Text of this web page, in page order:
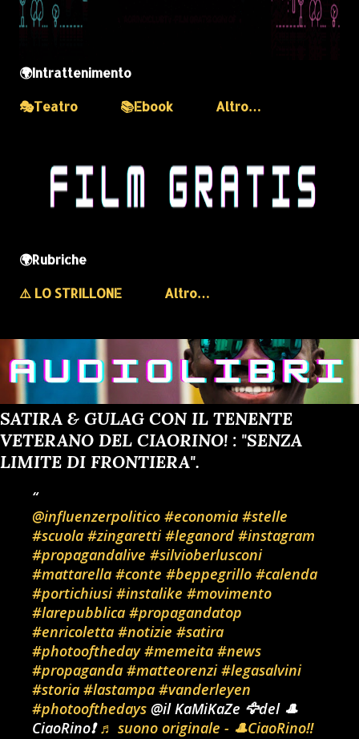
🌍Intrattenimento
🎭Teatro
📚Ebook Altro…
🌍Rubriche
⚠️ LO STRILLONE
Altro…
SATIRA & GULAG CON IL TENENTE
VETERANO DEL CIAORINO! : "SENZA
LIMITE DI FRONTIERA".
@influenzerpolitico #economia #stelle
#scuola #zingaretti #leganord #instagram
#propagandalive #silvioberlusconi
#mattarella #conte #beppegrillo #calenda
#portichiusi #instalike #movimento
#larepubblica #propagandatop
#enricoletta #notizie #satira
#photooftheday #memeita #news
#propaganda #matteorenzi #legasalvini
#storia #lastampa #vanderleyen
#photoofthedays @il KaMiKaZe 🦅del 🎩
CiaoRino❗♬ suono originale - 🎩CiaoRino‼️